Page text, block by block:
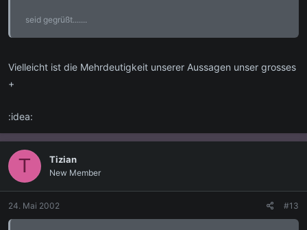
seid gegrüßt.......
Vielleicht ist die Mehrdeutigkeit unserer Aussagen unser grosses
+
:idea:
T Tizian
New Member
24. Mai 2002 #13